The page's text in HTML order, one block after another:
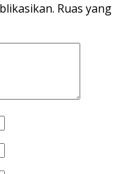
Ruas yang